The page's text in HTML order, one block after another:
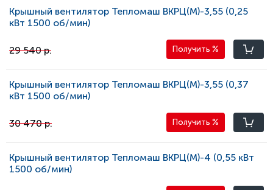
предусмотрен вертикальный входной патрубок и
горизонтальные выходы воздухопотока.
Устанавливаются они на кровле и предназначаются
для перемещения воздуха, а также прочих
невзрывоопасных газовых смесей с температурой
Крышный вентилятор Тепломаш ВКРЦ(М)-3,55 (0,25
кВт 1500 oб/мин)
29 540 р. Получить %
Крышный вентилятор Тепломаш ВКРЦ(М)-3,55 (0,37
кВт 1500 oб/мин)
30 470 р. Получить %
Крышный вентилятор Тепломаш ВКРЦ(М)-4 (0,55 кВт
1500 oб/мин)